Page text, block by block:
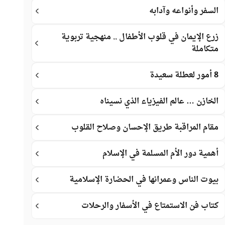
السفر وأنواعه وآدابه
زرع الإيمان في قلوب الأطفال .. منهجية تربوية
متكاملة
8 أمور لعطلة سعيدة
الخازن … عالم الفيزياء الذي نسيناه
مقام المراقبة طريق الإحسان وصلاح القلوب
أهمية دور الأم المسلمة في الإسلام
بيوت الناس وعمرانها في الحضارة الإسلامية
كتاب فن الاستمتاع في الأسفار والرحلات